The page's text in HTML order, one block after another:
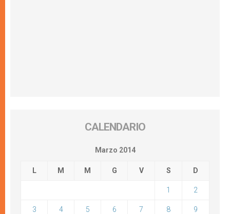
CALENDARIO
Marzo 2014
L M M G V S D
1 2
3 4 5 6 7 8 9